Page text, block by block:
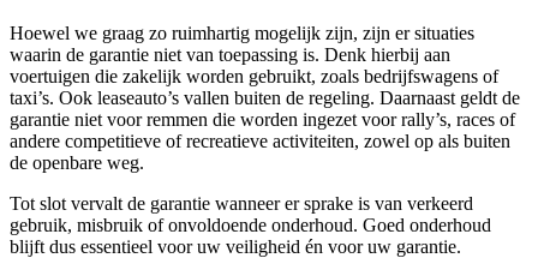
Hoewel we graag zo ruimhartig mogelijk zijn, zijn er situaties
waarin de garantie niet van toepassing is. Denk hierbij aan
voertuigen die zakelijk worden gebruikt, zoals bedrijfswagens of
taxi’s. Ook leaseauto’s vallen buiten de regeling. Daarnaast geldt de
garantie niet voor remmen die worden ingezet voor rally’s, races of
andere competitieve of recreatieve activiteiten, zowel op als buiten
de openbare weg.
Tot slot vervalt de garantie wanneer er sprake is van verkeerd
gebruik, misbruik of onvoldoende onderhoud. Goed onderhoud
blijft dus essentieel voor uw veiligheid én voor uw garantie.